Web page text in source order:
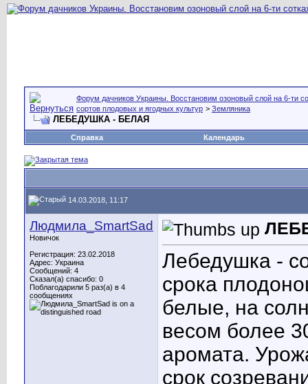
Форум дачников Украины. Восстановим озоновый слой на 6-ти
сортов плодовых и ягодных культур > Земляника
ЛЕБЕДУШКА - БЕЛАЯ
Справка Календарь
14.03.2018, 11:17
Людмила_SmartSad
Новичок
Регистрация: 23.02.2018
Адрес: Украина
Сообщений: 4
Сказал(а) спасибо: 0
Поблагодарили 5 раз(а) в 4
сообщениях
Лебедушка -
срока
белые, на
весом более
аромата.
срок